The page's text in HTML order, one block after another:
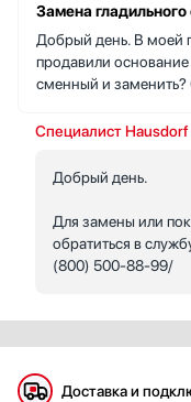
Замена гладильного
Добрый день. В моей
продавили
сменный и заменить?
Специалист Hausdorf
Добрый день.
Для замены или
обратиться в
(800) 500-88-99/
Доставка и